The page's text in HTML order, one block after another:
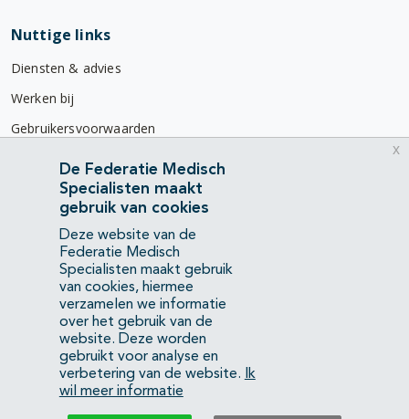
Nuttige links
Diensten & advies
Werken bij
Gebruikersvoorwaarden
Privacyverklaring
Contact
Mercatorlaan 1200
3528 BL Utrecht
(088) 505 34 34
info@richtlijnendatabase.nl
YouTubeLinkedIn
De Federatie Medisch
Specialisten maakt
gebruik van cookies
Deze website van de
Federatie Medisch
Specialisten maakt gebruik
van cookies, hiermee
verzamelen we informatie
over het gebruik van de
website. Deze worden
gebruikt voor analyse en
verbetering van de website.
Ik
wil meer informatie
x